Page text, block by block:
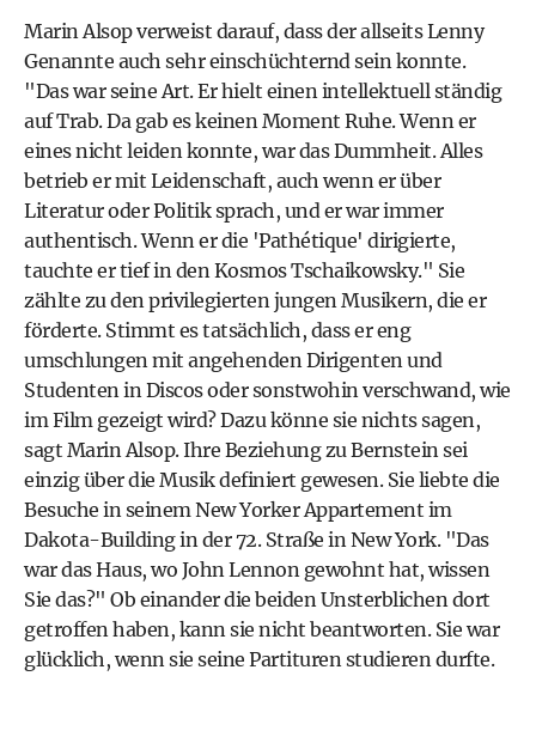
Marin Alsop verweist darauf, dass der allseits Lenny
Genannte auch sehr einschüchternd sein konnte.
"Das war seine Art. Er hielt einen intellektuell ständig
auf Trab. Da gab es keinen Moment Ruhe. Wenn er
eines nicht leiden konnte, war das Dummheit. Alles
betrieb er mit Leidenschaft, auch wenn er über
Literatur oder Politik sprach, und er war immer
authentisch. Wenn er die 'Pathétique' dirigierte,
tauchte er tief in den Kosmos Tschaikowsky." Sie
zählte zu den privilegierten jungen Musikern, die er
förderte. Stimmt es tatsächlich, dass er eng
umschlungen mit angehenden Dirigenten und
Studenten in Discos oder sonstwohin verschwand, wie
im Film gezeigt wird? Dazu könne sie nichts sagen,
sagt Marin Alsop. Ihre Beziehung zu Bernstein sei
einzig über die Musik definiert gewesen. Sie liebte die
Besuche in seinem New Yorker Appartement im
Dakota-Building in der 72. Straße in New York. "Das
war das Haus, wo John Lennon gewohnt hat, wissen
Sie das?" Ob einander die beiden Unsterblichen dort
getroffen haben, kann sie nicht beantworten. Sie war
glücklich, wenn sie seine Partituren studieren durfte.